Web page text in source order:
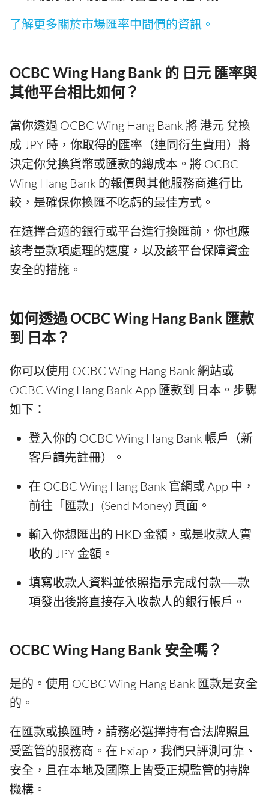
了解更多關於市場匯率中間價的資訊。
OCBC Wing Hang Bank 的 日元 匯率與
其他平台相比如何？
當你透過 OCBC Wing Hang Bank 將 港元 兌換
成 JPY 時，你取得的匯率（連同衍生費用）將
決定你兌換貨幣或匯款的總成本。將 OCBC
Wing Hang Bank 的報價與其他服務商進行比
較，是確保你換匯不吃虧的最佳方式。
在選擇合適的銀行或平台進行換匯前，你也應
該考量款項處理的速度，以及該平台保障資金
安全的措施。
如何透過 OCBC Wing Hang Bank 匯款
到 日本？
你可以使用 OCBC Wing Hang Bank 網站或
OCBC Wing Hang Bank App 匯款到 日本。步驟
如下：
登入你的 OCBC Wing Hang Bank 帳戶（新
客戶請先註冊）。
在 OCBC Wing Hang Bank 官網或 App 中，
前往「匯款」(Send Money) 頁面。
輸入你想匯出的 HKD 金額，或是收款人實
收的 JPY 金額。
填寫收款人資料並依照指示完成付款──款
項發出後將直接存入收款人的銀行帳戶。
OCBC Wing Hang Bank 安全嗎？
是的。使用 OCBC Wing Hang Bank 匯款是安全
的。
在匯款或換匯時，請務必選擇持有合法牌照且
受監管的服務商。在 Exiap，我們只評測可靠、
安全，且在本地及國際上皆受正規監管的持牌
機構。